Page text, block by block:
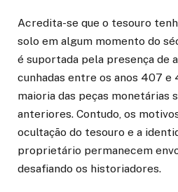
Acredita-se que o tesouro
solo em algum momento do
é suportada pela presença de
cunhadas entre os anos 407 e
maioria das peças monetárias
anteriores. Contudo, os
ocultação do tesouro e a
proprietário permanecem
desafiando os historiadores.